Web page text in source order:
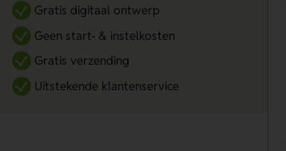
Gratis digitaal ontwerp
Geen start- & instelkosten
Gratis verzending
Uitstekende klantenservice